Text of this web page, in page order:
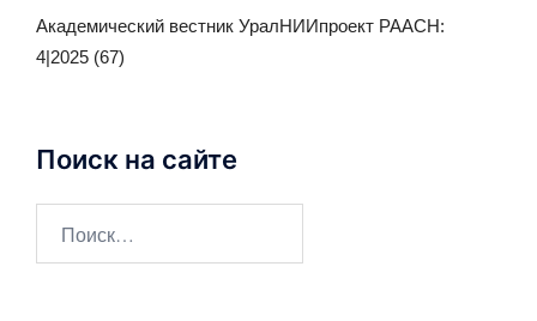
Академический вестник УралНИИпроект РААСН:
4|2025 (67)
Поиск на сайте